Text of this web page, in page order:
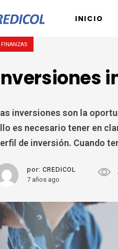
INICIO
FINANZAS
inversiones son la
es necesario tener en
de inversión. Cuando
por: CREDICOL
7 años ago